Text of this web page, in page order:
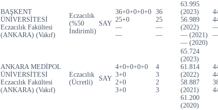
BAŞKENT
ÜNİVERSİTESİ
Eczacılık Fakültesi
(ANKARA) (Vakıf)
Eczacılık
(%50
İndirimli)
SAY
36+0+0+0+0
25+0
—
—
36
25
—
—
63.995
(2023)
56.989
(2022)
— (2021)
— (2020)
ANKARA MEDİPOL
ÜNİVERSİTESİ
Eczacılık Fakültesi
(ANKARA) (Vakıf)
Eczacılık
(Ücretli)
SAY
4+0+0+0+0
3+0
2+0
3+0
4
3
2
3
65.724
(2023)
61.814
(2022)
58.887
(2021)
61.200
(2020)